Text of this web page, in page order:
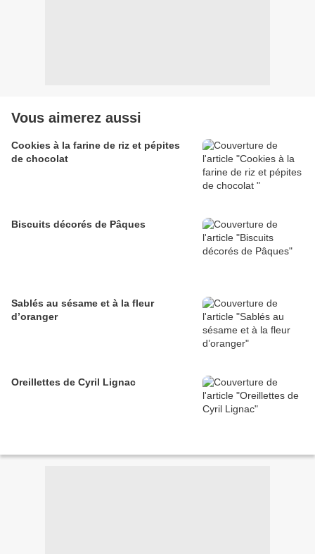
Vous aimerez aussi
Cookies à la farine de riz et pépites
de chocolat
Biscuits décorés de Pâques
Sablés au sésame et à la fleur
d’oranger
Oreillettes de Cyril Lignac